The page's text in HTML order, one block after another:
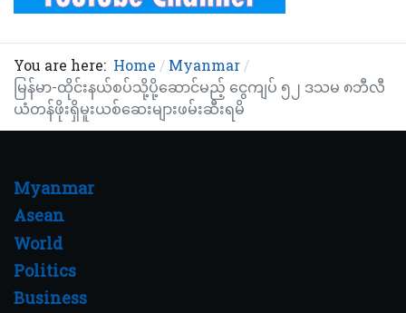
You are here: Home
Myanmar
မြန်မာ-ထိုင်းနယ်စပ်သို့ပို့ဆောင်မည့် ငွေကျပ် ၅၂ ဒသမ ၈ဘီလီ
ယံတန်ဖိုးရှိမူးယစ်ဆေးများဖမ်းဆီးရမိ
Myanmar
Asean
World
Politics
Business